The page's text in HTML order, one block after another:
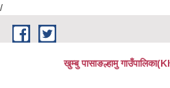
/
Skip to main content
खुम्बु पासाङल्हामु